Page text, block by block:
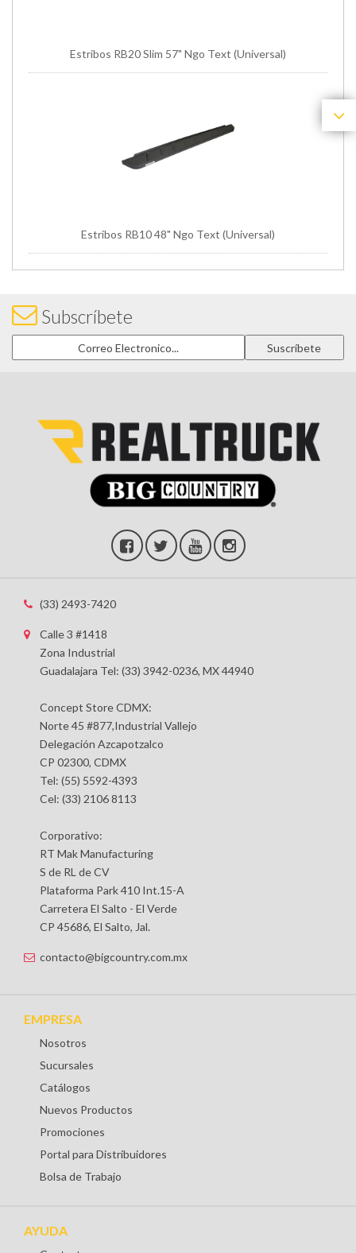
Estribos RB20 Slim 57" Ngo Text (Universal)
Estribos RB10 48" Ngo Text (Universal)
Subscríbete
(33) 2493-7420
Calle 3 #1418
Zona Industrial
Guadalajara Tel: (33) 3942-0236, MX 44940
Concept Store CDMX:
Norte 45 #877,Industrial Vallejo
Delegación Azcapotzalco
CP 02300, CDMX
Tel: (55) 5592-4393
Cel: (33) 2106 8113
Corporativo:
RT Mak Manufacturing
S de RL de CV
Plataforma Park 410 Int.15-A
Carretera El Salto - El Verde
CP 45686, El Salto, Jal.
contacto@bigcountry.com.mx
EMPRESA
Nosotros
Sucursales
Catálogos
Nuevos Productos
Promociones
Portal para Distribuidores
Bolsa de Trabajo
AYUDA